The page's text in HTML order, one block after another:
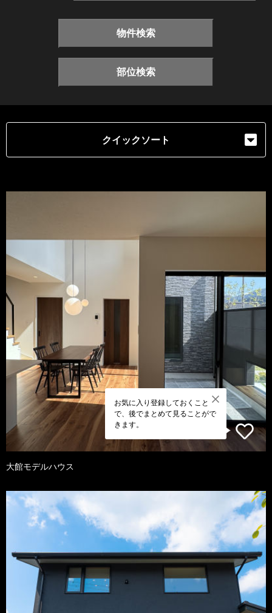
物件検索
部位検索
クイックソート
お気に入り登録しておくこと
で、後でまとめて見ることがで
きます。
大館モデルハウス